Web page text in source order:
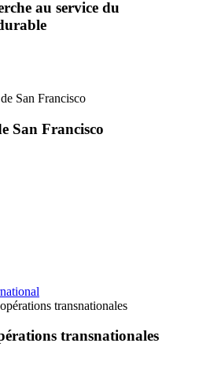
au service du
San Francisco
San Francisco
transnationales
transnationales